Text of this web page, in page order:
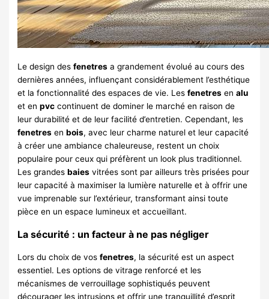
Le design desfenetres a grandement évolué au cours des
dernières années, influençant considérablement l’esthétique
et la fonctionnalité des espaces de vie. Lesfenetres enalu
et enpvc continuent de dominer le marché en raison de
leur durabilité et de leur facilité d’entretien. Cependant, les
fenetres enbois, avec leur charme naturel et leur capacité
à créer une ambiance chaleureuse, restent un choix
populaire pour ceux qui préfèrent un look plus traditionnel.
Les grandesbaies vitrées sont par ailleurs très prisées pour
leur capacité à maximiser la lumière naturelle et à offrir une
vue imprenable sur l’extérieur, transformant ainsi toute
pièce en un espace lumineux et accueillant.
La sécurité : un facteur à ne pas négliger
Lors du choix de vosfenetres, la sécurité est un aspect
essentiel. Les options de vitrage renforcé et les
mécanismes de verrouillage sophistiqués peuvent
décourager les intrusions et offrir une tranquillité d’esprit